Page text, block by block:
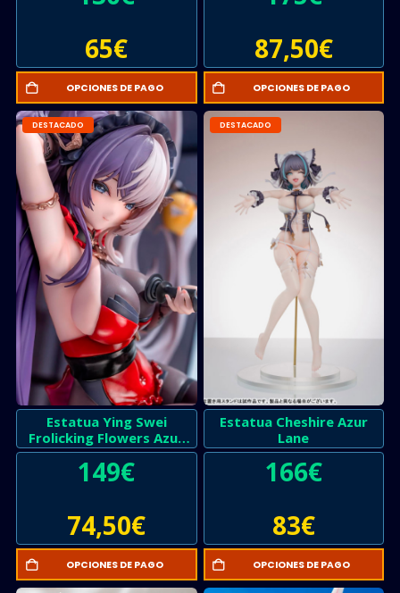
65€
OPCIONES DE PAGO
87,50€
OPCIONES DE PAGO
DESTACADO
Estatua Ying Swei
Frolicking Flowers Azur
Lane
149€
74,50€
OPCIONES DE PAGO
DESTACADO
Estatua Cheshire Azur
Lane
166€
83€
OPCIONES DE PAGO